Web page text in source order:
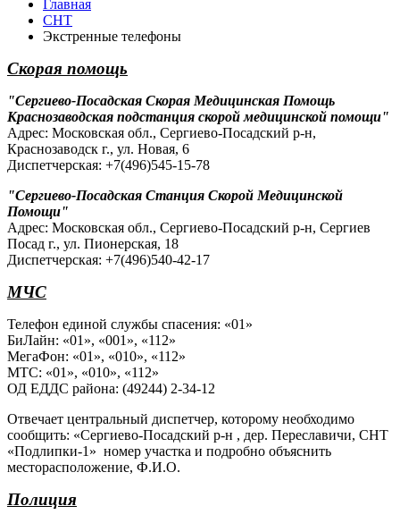
Главная
СНТ
Экстренные телефоны
Скорая помощь
"Сергиево-Посадская Скорая Медицинская Помощь
Краснозаводская подстанция скорой медицинской помощи"
Адрес: Московская обл., Сергиево-Посадский р-н,
Краснозаводск г., ул. Новая, 6
Диспетчерская: +7(496)545-15-78
"Сергиево-Посадская Станция Скорой Медицинской
Помощи"
Адрес: Московская обл., Сергиево-Посадский р-н, Сергиев
Посад г., ул. Пионерская, 18
Диспетчерская: +7(496)540-42-17
МЧС
Телефон единой службы спасения: «01»
БиЛайн: «01», «001», «112»
МегаФон: «01», «010», «112»
МТС: «01», «010», «112»
ОД ЕДДС района: (49244) 2-34-12
Отвечает центральный диспетчер, которому необходимо
сообщить: «Сергиево-Посадский р-н , дер. Переславичи, СНТ
«Подлипки-1» номер участка и подробно объяснить
месторасположение, Ф.И.О.
Полиция